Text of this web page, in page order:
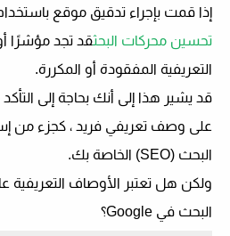
إذا قمت بإجراء تدقيق موقع
تحسين محركات البحثقد تجد مؤشرًا
التعريفية المفقودة أو المكررة.
قد يشير هذا إلى أنك بحاجة إلى
على وصف تعريفي فريد ، كجزء من
البحث (SEO) الخاصة بك.
ولكن هل تعتبر الأوصاف التعريفية
البحث في Google؟